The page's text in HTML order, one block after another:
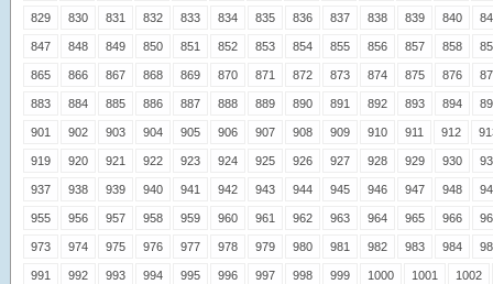
829 830 831 832 833 834 835 836 837 838 839 840
847 848 849 850 851 852 853 854 855 856 857 858
865 866 867 868 869 870 871 872 873 874 875 876
883 884 885 886 887 888 889 890 891 892 893 894
901 902 903 904 905 906 907 908 909 910 911 912
919 920 921 922 923 924 925 926 927 928 929 930
937 938 939 940 941 942 943 944 945 946 947 948
955 956 957 958 959 960 961 962 963 964 965 966
973 974 975 976 977 978 979 980 981 982 983 984
991 992 993 994 995 996 997 998 999 1000 1001 1002